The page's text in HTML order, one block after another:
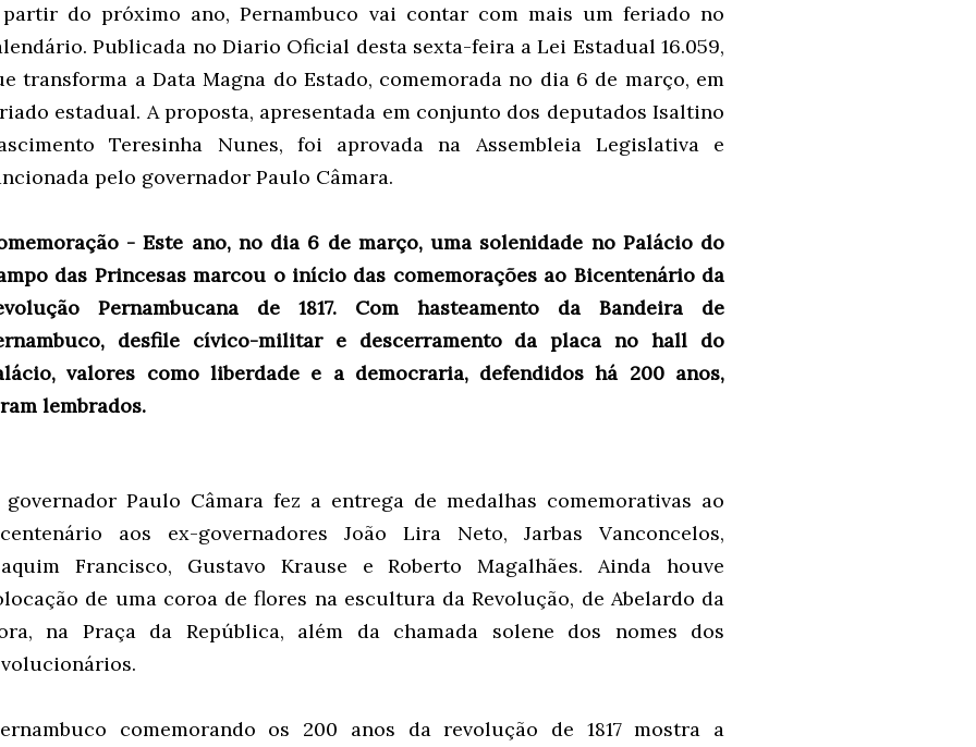
do próximo ano, Pernambuco vai contar com mais um feriado no
Publicada no Diario Oficial desta sexta-feira a Lei Estadual 16.059,
transforma a Data Magna do Estado, comemorada no dia 6 de março, em
estadual. A proposta, apresentada em conjunto dos deputados Isaltino
Teresinha Nunes, foi aprovada na Assembleia Legislativa e
pelo governador Paulo Câmara.
- Este ano, no dia 6 de março, uma solenidade no Palácio do
das Princesas marcou o início das comemorações ao Bicentenário da
Pernambucana de 1817. Com hasteamento da Bandeira de
desfile cívico-militar e descerramento da placa no hall do
valores como liberdade e a democraria, defendidos há 200 anos,
lembrados.
governador Paulo Câmara fez a entrega de medalhas comemorativas ao
aos ex-governadores João Lira Neto, Jarbas Vanconcelos,
Francisco, Gustavo Krause e Roberto Magalhães. Ainda houve
de uma coroa de flores na escultura da Revolução, de Abelardo da
na Praça da República, além da chamada solene dos nomes dos
comemorando os 200 anos da revolução de 1817 mostra a